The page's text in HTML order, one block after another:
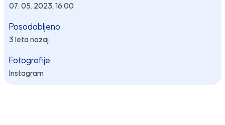
07. 05. 2023, 16:00
Posodobljeno
3 leta nazaj
Fotografije
Instagram